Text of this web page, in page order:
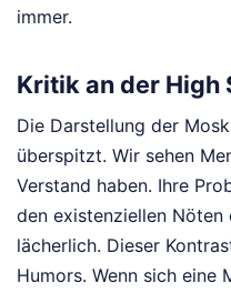
immer.
Kritik an der High
Die Darstellung der
überspitzt. Wir sehen
Verstand haben. Ihre
den existenziellen
lächerlich. Dieser
Humors. Wenn sich eine